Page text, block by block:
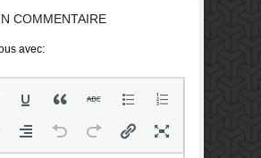
COMMENTAIRE
avec: